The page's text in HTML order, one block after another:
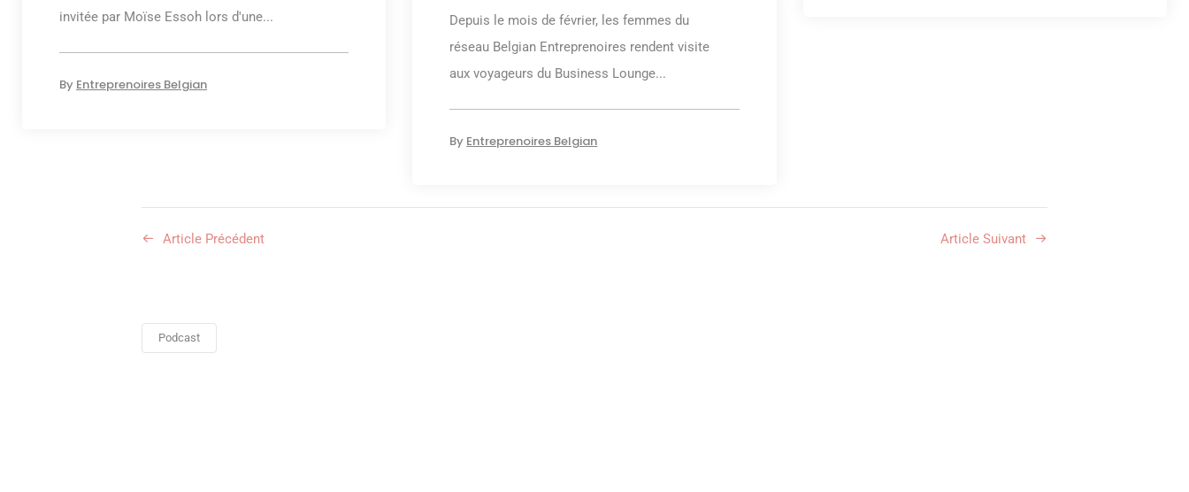
invitée par Moïse Essoh lors d'une...
By Entreprenoires Belgian
Depuis le mois de février, les femmes du
réseau Belgian Entreprenoires rendent visite
aux voyageurs du Business Lounge...
By Entreprenoires Belgian
Article Précédent Article Suivant
Podcast